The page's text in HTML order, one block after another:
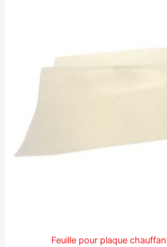
Feuille pour plaque